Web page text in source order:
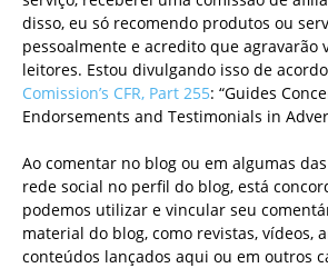
disso, eu só recomendo produtos ou
pessoalmente e acredito que agravarão
leitores. Estou divulgando isso de
Comission’s CFR, Part 255: “Guides
Endorsements and Testimonials in
Ao comentar no blog ou em algumas
rede social no perfil do blog, está
podemos utilizar e vincular seu
material do blog, como revistas, vídeos,
conteúdos lançados aqui ou em outros